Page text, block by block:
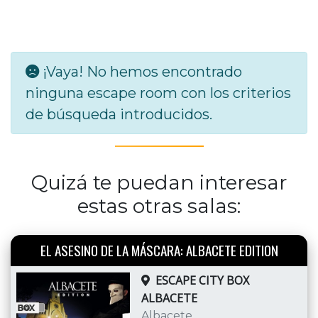
¡Vaya! No hemos encontrado
ninguna escape room con los criterios
de búsqueda introducidos.
Quizá te puedan interesar
estas otras salas:
EL ASESINO DE LA MÁSCARA: ALBACETE EDITION
ESCAPE CITY BOX
ALBACETE